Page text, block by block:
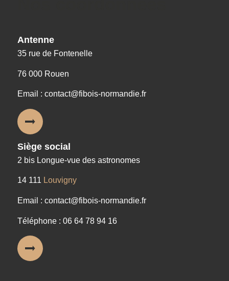
Antenne
35 rue de Fontenelle
76 000 Rouen
Email : contact@fibois-normandie.fr
Siège social
2 bis Longue-vue des astronomes
14 111 Louvigny
Email : contact@fibois-normandie.fr
Téléphone : 06 64 78 94 16